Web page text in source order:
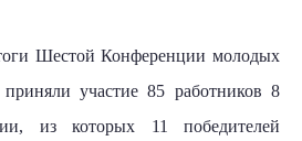
Шестой Конференции молодых
участие 85 работников 8
из которых 11 победителей